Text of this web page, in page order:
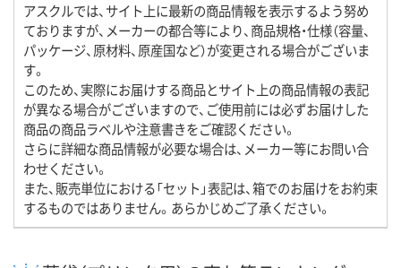
アスクルでは、サイト上に最新の商品情報を表示するよう努め
ておりますが、メーカーの都合等により、商品規格・仕様（容量、
パッケージ、原材料、原産国など）が変更される場合がございま
す。
このため、実際にお届けする商品とサイト上の商品情報の表記
が異なる場合がございますので、ご使用前には必ずお届けした
商品の商品ラベルや注意書きをご確認ください。
さらに詳細な商品情報が必要な場合は、メーカー等にお問い合
わせください。
また、販売単位における「セット」表記は、箱でのお届けをお約束
するものではありません。あらかじめご了承ください。